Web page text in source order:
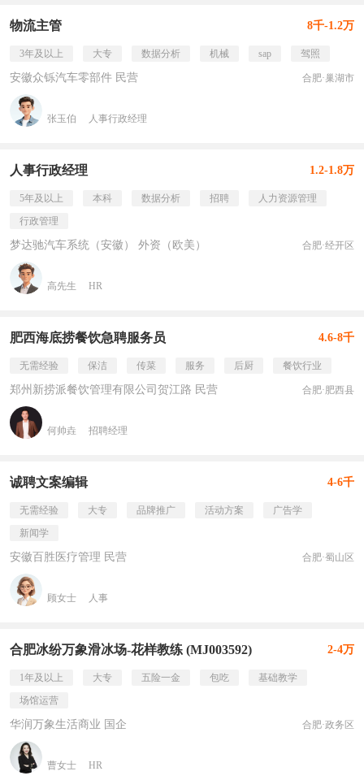
物流主管 8千-1.2万
3年及以上 大专 数据分析 机械 sap 驾照
安徽众铄汽车零部件 民营 合肥·巢湖市
张玉伯 人事行政经理
人事行政经理 1.2-1.8万
5年及以上 本科 数据分析 招聘
人力资源管理
行政管理
梦达驰汽车系统（安徽） 外资（欧美） 合肥·经开区
高先生 HR
肥西海底捞餐饮急聘服务员 4.6-8千
无需经验 保洁 传菜 服务 后厨 餐饮行业
郑州新捞派餐饮管理有限公司贺江路 民营 合肥·肥西县
何帅垚 招聘经理
诚聘文案编辑 4-6千
无需经验 大专 品牌推广 活动方案
广告学
新闻学
安徽百胜医疗管理 民营 合肥·蜀山区
顾女士 人事
合肥冰纷万象滑冰场-花样教练 (MJ003592) 2-4万
1年及以上 大专 五险一金 包吃
基础教学
场馆运营
华润万象生活商业 国企 合肥·政务区
曹女士 HR